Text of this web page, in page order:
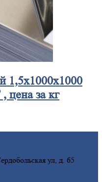
за кг
ул, д. 65